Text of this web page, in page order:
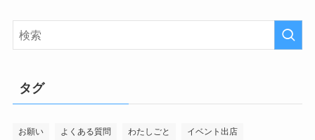
タグ
お願い よくある質問 わたしごと イベント出店